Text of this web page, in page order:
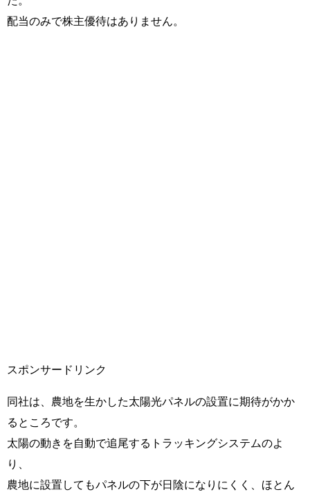
配当のみで株主優待はありません。
スポンサードリンク
同社は、農地を生かした太陽光パネルの設置に期待がかか
るところです。
太陽の動きを自動で追尾するトラッキングシステムのよ
り、
農地に設置してもパネルの下が日陰になりにくく、ほとん